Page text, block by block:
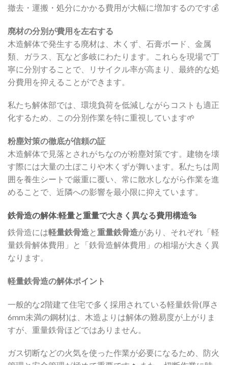
撤去・運搬・処分にかかる費用が大幅に増加するのです💰
廃材の分別が費用を左右する
木造解体で発生する廃材は、木くず、石膏ボード、金属
類、ガラス、瓦など多岐にわたります。これらを現場で丁
寧に分別することで、リサイクル率が高まり、最終的な処
分費用を抑えることができます。
私たち解体部では、環境負荷を低減しながらコストも適正
化するため、この分別作業を特に重視しています🌱
粉塵対策の徹底が信頼の証
木造解体で見落とされがちなのが粉塵対策です。建物を壊
す際には大量の土ぼこりや木くずが舞います。私たちは周
囲を養生シートで厳重に覆い、常に散水しながら作業を進
めることで、近隣への影響を最小限に抑えています。
鉄骨造の解体:軽量と重量で大きく異なる費用構造🔩
鉄骨造には軽量鉄骨造と重量鉄骨造があり、それぞれ「軽
量鉄骨解体費用」と「鉄骨造解体費用」の相場が大きく異
なります。
軽量鉄骨造の解体ポイント
一般的な2階建て住宅で多く採用されている軽量鉄骨(厚さ
6mm未満の鋼材)は、木造よりは解体の難易度が上がりま
すが、重量鉄骨ほどではありません。
ガス切断などの火気を使った作業が必要になるため、防火